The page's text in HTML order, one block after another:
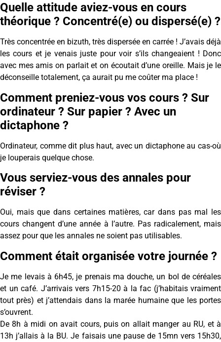
Quelle attitude aviez-vous en cours
théorique ? Concentré(e) ou dispersé(e) ?
Très concentrée en bizuth, très dispersée en carrée ! J’avais déjà
les cours et je venais juste pour voir s’ils changeaient ! Donc
avec mes amis on parlait et on écoutait d’une oreille. Mais je le
déconseille totalement, ça aurait pu me coûter ma place !
Comment preniez-vous vos cours ? Sur
ordinateur ? Sur papier ? Avec un
dictaphone ?
Ordinateur, comme dit plus haut, avec un dictaphone au cas-où
je louperais quelque chose.
Vous serviez-vous des annales pour
réviser ?
Oui, mais que dans certaines matières, car dans pas mal les
cours changent d’une année à l’autre. Pas radicalement, mais
assez pour que les annales ne soient pas utilisables.
Comment était organisée votre journée ?
Je me levais à 6h45, je prenais ma douche, un bol de céréales
et un café. J’arrivais vers 7h15-20 à la fac (j’habitais vraiment
tout près) et j’attendais dans la marée humaine que les portes
s’ouvrent.
De 8h à midi on avait cours, puis on allait manger au RU, et à
13h j’allais à la BU. Je faisais une pause de 15mn vers 15h30,